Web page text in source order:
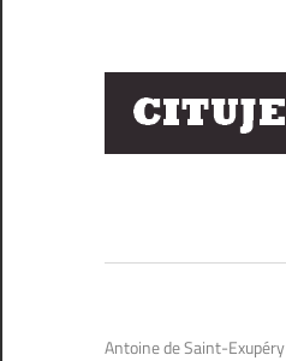
4. 12. 2020
Antoine de Saint-Exupéry